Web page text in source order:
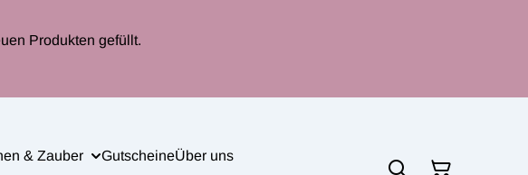
Produkten gefüllt.
& Zauber GutscheineÜber uns